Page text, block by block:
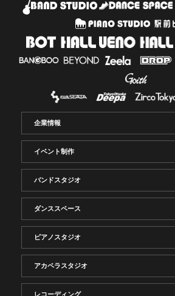
企業情報
イベント制作
バンドスタジオ
ダンススペース
ピアノスタジオ
アカペラスタジオ
レコーディング